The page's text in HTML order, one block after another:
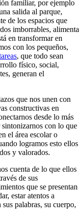
familiar, por ejemplo
salida al parque,
de los espacios que
imborrables, alimenta
en transformar en
con los pequeños,
, que todo sean
físico, social,
generan el
que nos unen con
constructivas en
desde lo más
con lo que
el área escolar o
logramos esto ellos
y valorados.
cuenta de lo que ellos
de sus
que se presentan
estar atentos a
palabras, su cuerpo,